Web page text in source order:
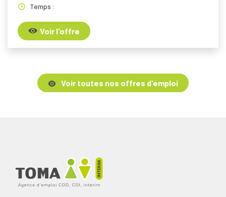
Temps :
Voir l'offre
Voir toutes nos offres d'emploi